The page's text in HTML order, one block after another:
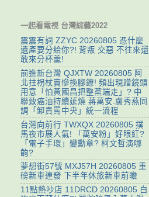
一起看電視 台灣綜藝2022
震震有詞 ZZYC 20260805 憑什麼
遺產要分給你?! 背叛 交惡 不往來還
敢來分杯羹!
前進新台灣 QJXTW 20260805 阿
北拄枴杖賣慘換腳鐐! 頻出現蹭鏡頭
用意「怕黃國昌把整黨端走」? 中
聯致癌油持續延燒 蔣萬安.盧秀燕同
調「卸責罵中央」統一流程
台灣向前行 TWXQX 20260805 撲
馬夜市展人氣! 「萬安粉」好眼紅?
「電子手環」變勳章? 柯文哲演哪
齣?
夢想街57號 MXJ57H 20260805 重
磅新車連發 下半年休旅新車前瞻
11點熱吵店 11DRCD 20260805 白